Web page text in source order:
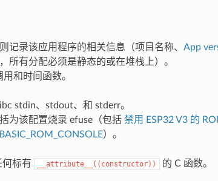
记录该应用程序的相关信息（项目名称、 App
所有分配必须是静态的或在堆栈上）。
和时间函数。
stdin、stdout、和 stderr。
为该配置烧录 efuse（包括 禁用 ESP32 V3 的
）。
标有
__attribute__((constructor)) 的 C 函数。